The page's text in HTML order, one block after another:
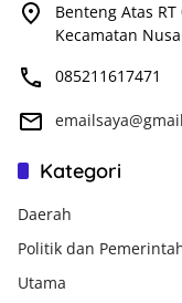
Benteng Atas
Kecamatan
085211617471
Kategori
Daerah
Politik dan
Utama